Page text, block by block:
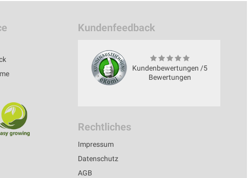
Kundenfeedback
Kundenbewertungen /5
Bewertungen
Rechtliches
Impressum
Datenschutz
AGB